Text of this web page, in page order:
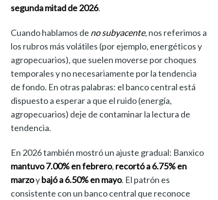
segunda mitad de 2026.
Cuando hablamos de no subyacente, nos referimos a
los rubros más volátiles (por ejemplo, energéticos y
agropecuarios), que suelen moverse por choques
temporales y no necesariamente por la tendencia
de fondo. En otras palabras: el banco central está
dispuesto a esperar a que el ruido (energía,
agropecuarios) deje de contaminar la lectura de
tendencia.
En 2026 también mostró un ajuste gradual: Banxico
mantuvo 7.00% en febrero, recortó a 6.75% en
marzoybajó a 6.50% en mayo. El patrón es
consistente con un banco central que reconoce